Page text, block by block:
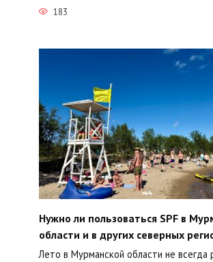
183
Нужно ли пользоваться SPF в
области и в других северных
Лето в Мурманской области не всегда